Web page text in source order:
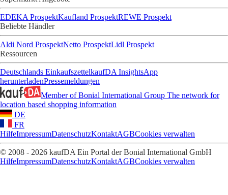
EDEKA ProspektKaufland ProspektREWE Prospekt
Beliebte Händler
Aldi Nord ProspektNetto ProspektLidl Prospekt
Ressourcen
Deutschlands EinkaufszettelkaufDA InsightsApp
herunterladenPressemeldungen
Member of Bonial International Group The network for
location based shopping information
DE
FR
HilfeImpressumDatenschutzKontaktAGBCookies verwalten
© 2008 - 2026 kaufDA Ein Portal der Bonial International GmbH
HilfeImpressumDatenschutzKontaktAGBCookies verwalten